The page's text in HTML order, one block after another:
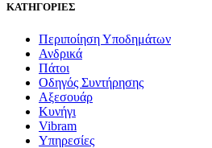
ΚΑΤΗΓΟΡΙΕΣ
Περιποίηση Υποδημάτων
Ανδρικά
Πάτοι
Οδηγός Συντήρησης
Αξεσουάρ
Κυνήγι
Vibram
Υπηρεσίες